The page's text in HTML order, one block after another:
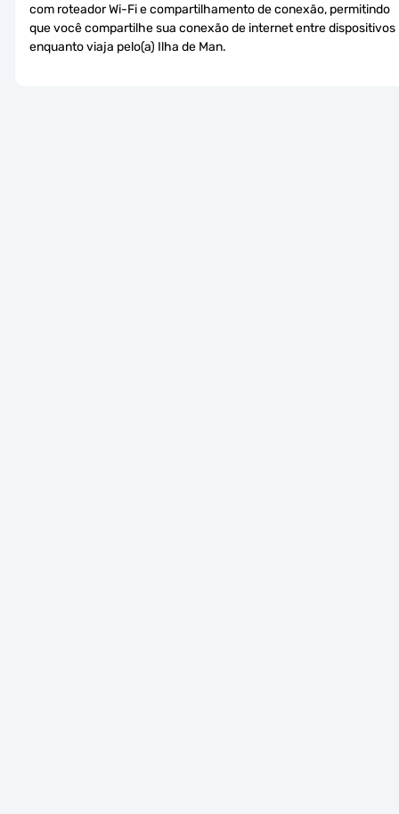
com roteador Wi-Fi e compartilhamento de conexão, permitindo
que você compartilhe sua conexão de internet entre dispositivos
enquanto viaja pelo(a) Ilha de Man.